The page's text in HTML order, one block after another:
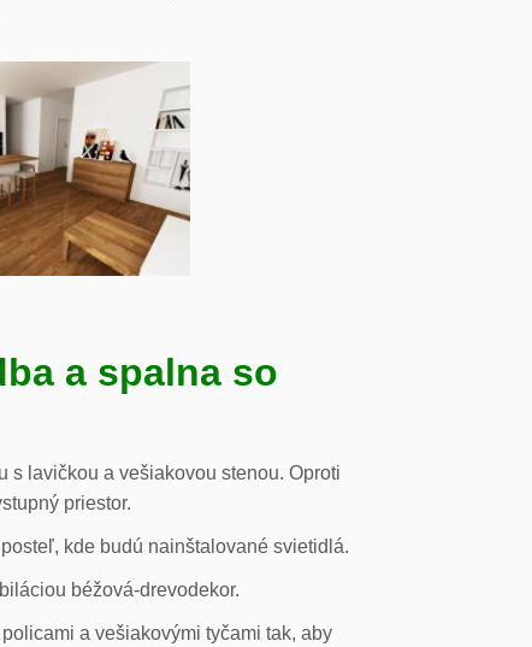
a spalna so
s lavičkou a vešiakovou stenou. Oproti
priestor.
kde budú nainštalované svietidlá.
béžová-drevodekor.
a vešiakovými tyčami tak, aby